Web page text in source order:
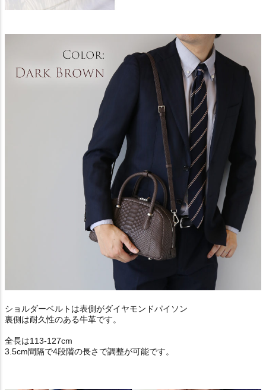
ショルダーベルトは表側がダイヤモンドパイソン
裏側は耐久性のある牛革です。
全長は113-127cm
3.5cm間隔で4段階の長さで調整が可能です。